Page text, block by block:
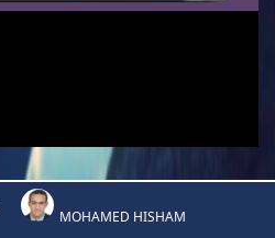
MOHAMED HISHAM